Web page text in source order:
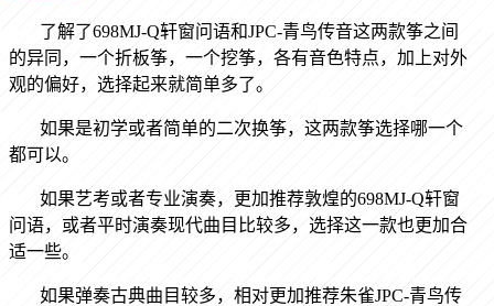
了解了698MJ-Q轩窗问语和JPC-青鸟传音这两款筝之间
的异同，一个折板筝，一个挖筝，各有音色特点，加上对外
观的偏好，选择起来就简单多了。
如果是初学或者简单的二次换筝，这两款筝选择哪一个
都可以。
如果艺考或者专业演奏，更加推荐敦煌的698MJ-Q轩窗
问语，或者平时演奏现代曲目比较多，选择这一款也更加合
适一些。
如果弹奏古典曲目较多，相对更加推荐朱雀JPC-青鸟传